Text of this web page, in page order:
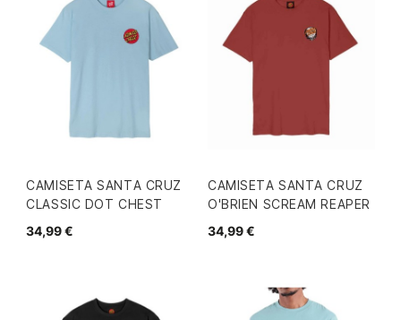
CAMISETA SANTA CRUZ
CLASSIC DOT CHEST
34,99 €
CAMISETA SANTA CRUZ
O'BRIEN SCREAM REAPER
34,99 €